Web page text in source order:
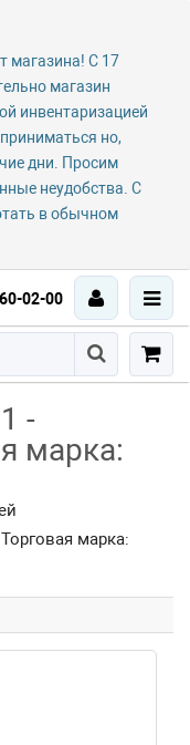
магазина! С 17
магазин
инвентаризацией
но,
дни. Просим
неудобства. С
в обычном
02-00
-
марка:
марка: